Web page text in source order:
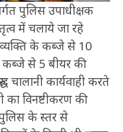
पुलिस उपाधीक्षक
में चलाये जा रहे
के कब्जे से 10
कब्जे से 5 बीयर की
चालानी कार्यवाही करते
का विनष्टीकरण की
पुलिस के स्तर से